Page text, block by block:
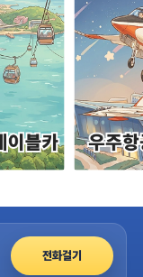
전화걸기